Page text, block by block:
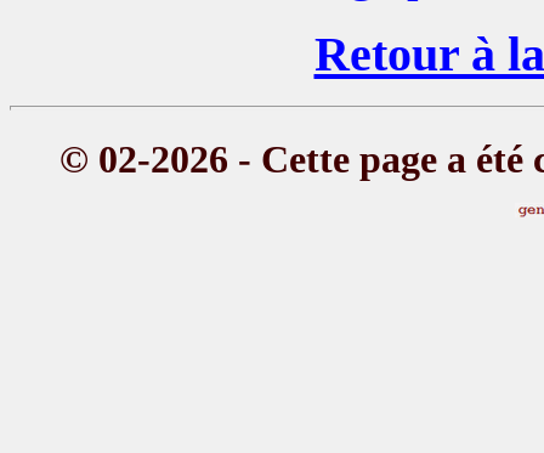
Retour à
© 02-2026 - Cette page a